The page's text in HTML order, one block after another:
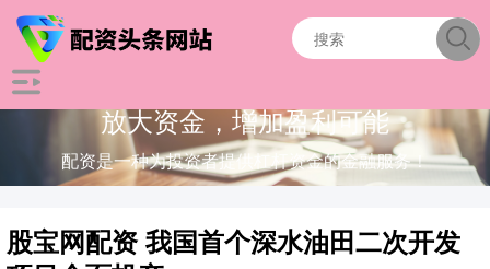
放大资金，增加盈利可能
配资是一种为投资者提供杠杆资金的金融服务！
股宝网配资 我国首个深水油田二次开发